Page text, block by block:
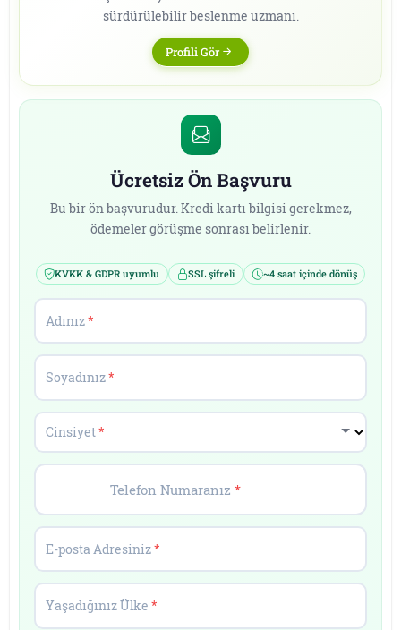
sürdürülebilir beslenme uzmanı.
Profili Gör
Ücretsiz Ön Başvuru
Bu bir ön başvurudur. Kredi kartı bilgisi gerekmez,
ödemeler görüşme sonrası belirlenir.
KVKK & GDPR uyumlu SSL şifreli ~4 saat içinde dönüş
Adınız*
Soyadınız*
Cinsiyet*
Telefon Numaranız *
E-posta Adresiniz*
Yaşadığınız Ülke*